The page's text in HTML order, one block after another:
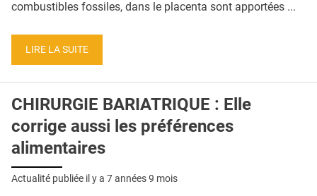
combustibles fossiles, dans le placenta sont apportées ...
LIRE LA SUITE
CHIRURGIE BARIATRIQUE : Elle
corrige aussi les préférences
alimentaires
Actualité publiée il y a 7 années 9 mois